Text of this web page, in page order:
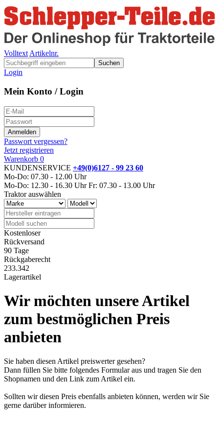
Volltext Artikelnr.
Suchen
Login
Mein Konto / Login
Passwort vergessen?
Jetzt registrieren
Warenkorb 0
KUNDENSERVICE +49(0)6127 - 99 23 60
Mo-Do: 07.30 - 12.00 Uhr
Mo-Do: 12.30 - 16.30 Uhr Fr: 07.30 - 13.00 Uhr
Traktor auswählen
Kostenloser
Rückversand
90 Tage
Rückgaberecht
233.342
Lagerartikel
Wir möchten unsere Artikel
zum bestmöglichen Preis
anbieten
Sie haben diesen Artikel preiswerter gesehen?
Dann füllen Sie bitte folgendes Formular aus und tragen Sie den
Shopnamen und den Link zum Artikel ein.
Sollten wir diesen Preis ebenfalls anbieten können, werden wir Sie
gerne darüber informieren.